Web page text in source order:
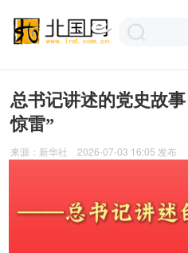
总书记讲述的党史故
惊雷”
来源： 新华社 2026-07-03 16:05 发布